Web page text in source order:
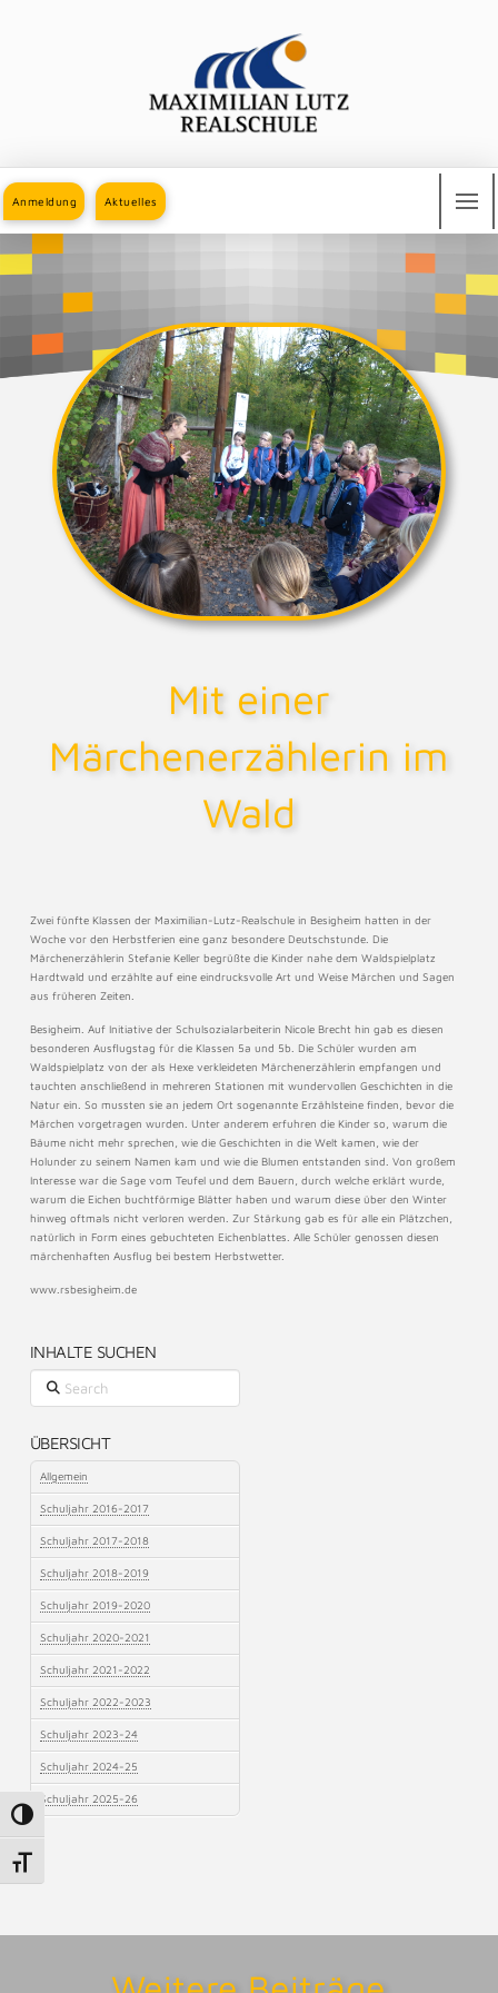
Umschalten auf hohe Kontraste
Schrift vergrößern
Anmeldung Aktuelles
Mit einer
Märchenerzählerin im
Wald
Zwei fünfte Klassen der Maximilian-Lutz-Realschule in Besigheim hatten in der
Woche vor den Herbstferien eine ganz besondere Deutschstunde. Die
Märchenerzählerin Stefanie Keller begrüßte die Kinder nahe dem Waldspielplatz
Hardtwald und erzählte auf eine eindrucksvolle Art und Weise Märchen und Sagen
aus früheren Zeiten.
Besigheim. Auf Initiative der Schulsozialarbeiterin Nicole Brecht hin gab es diesen
besonderen Ausflugstag für die Klassen 5a und 5b. Die Schüler wurden am
Waldspielplatz von der als Hexe verkleideten Märchenerzählerin empfangen und
tauchten anschließend in mehreren Stationen mit wundervollen Geschichten in die
Natur ein. So mussten sie an jedem Ort sogenannte Erzählsteine finden, bevor die
Märchen vorgetragen wurden. Unter anderem erfuhren die Kinder so, warum die
Bäume nicht mehr sprechen, wie die Geschichten in die Welt kamen, wie der
Holunder zu seinem Namen kam und wie die Blumen entstanden sind. Von großem
Interesse war die Sage vom Teufel und dem Bauern, durch welche erklärt wurde,
warum die Eichen buchtförmige Blätter haben und warum diese über den Winter
hinweg oftmals nicht verloren werden. Zur Stärkung gab es für alle ein Plätzchen,
natürlich in Form eines gebuchteten Eichenblattes. Alle Schüler genossen diesen
märchenhaften Ausflug bei bestem Herbstwetter.
www.rsbesigheim.de
INHALTE SUCHEN
ÜBERSICHT
Allgemein
Schuljahr 2016-2017
Schuljahr 2017-2018
Schuljahr 2018-2019
Schuljahr 2019-2020
Schuljahr 2020-2021
Schuljahr 2021-2022
Schuljahr 2022-2023
Schuljahr 2023-24
Schuljahr 2024-25
Schuljahr 2025-26